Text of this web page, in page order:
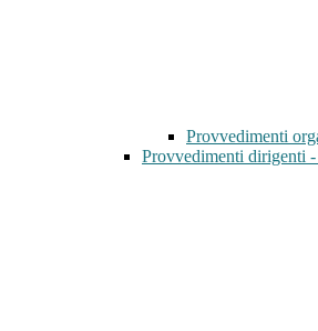
Provvedimenti
Provvedimenti dirigenti